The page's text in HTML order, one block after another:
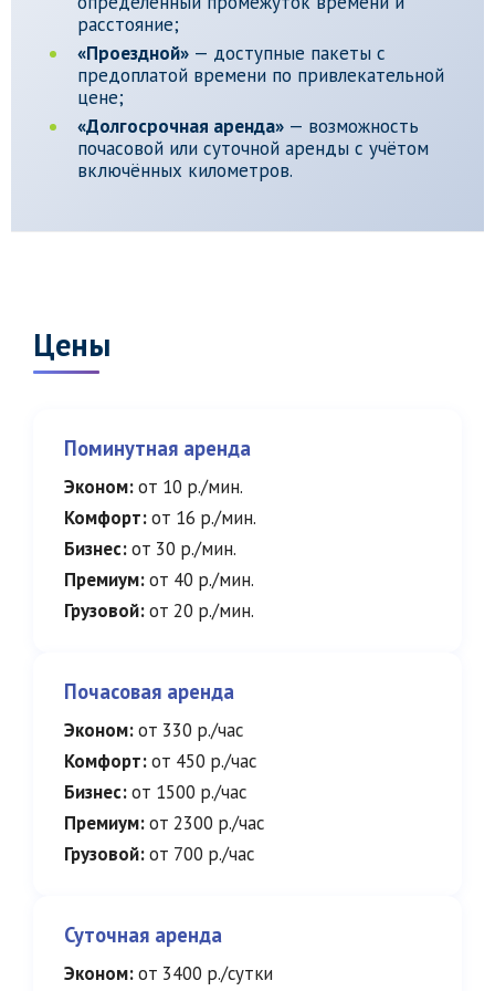
расстояние;
«Проездной» — доступные пакеты с
предоплатой времени по привлекательной
цене;
«Долгосрочная аренда» — возможность
почасовой или суточной аренды с учётом
включённых километров.
Цены
Поминутная аренда
Эконом:от 10 р./мин.
Комфорт:от 16 р./мин.
Бизнес:от 30 р./мин.
Премиум:от 40 р./мин.
Грузовой:от 20 р./мин.
Почасовая аренда
Эконом:от 330 р./час
Комфорт:от 450 р./час
Бизнес:от 1500 р./час
Премиум:от 2300 р./час
Грузовой:от 700 р./час
Суточная аренда
Эконом:от 3400 р./сутки